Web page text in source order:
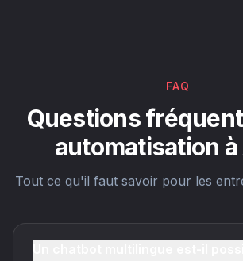
FAQ
Questions
automatisation
Tout ce qu'il faut savoir pour les